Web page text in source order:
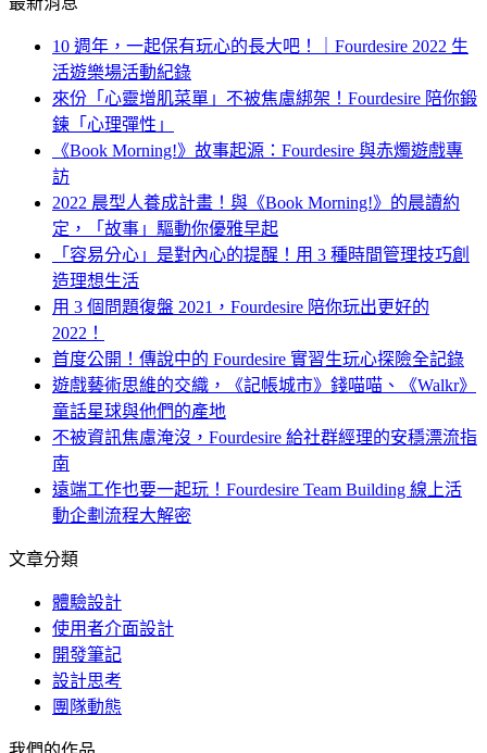
10 週年，一起保有玩心的長大吧！｜Fourdesire 2022 生
活遊樂場活動紀錄
來份「心靈增肌菜單」不被焦慮綁架！Fourdesire 陪你鍛
鍊「心理彈性」
《Book Morning!》故事起源：Fourdesire 與赤燭遊戲專
訪
2022 晨型人養成計畫！與《Book Morning!》的晨讀約
定，「故事」驅動你優雅早起
「容易分心」是對內心的提醒！用 3 種時間管理技巧創
造理想生活
用 3 個問題復盤 2021，Fourdesire 陪你玩出更好的
2022！
首度公開！傳說中的 Fourdesire 實習生玩心探險全記錄
遊戲藝術思維的交織，《記帳城市》錢喵喵、《Walkr》
童話星球與他們的產地
不被資訊焦慮淹沒，Fourdesire 給社群經理的安穩漂流指
南
遠端工作也要一起玩！Fourdesire Team Building 線上活
動企劃流程大解密
文章分類
體驗設計
使用者介面設計
開發筆記
設計思考
團隊動態